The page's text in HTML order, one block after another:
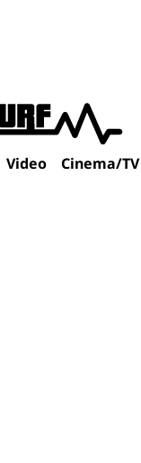
Video Cinema/TV